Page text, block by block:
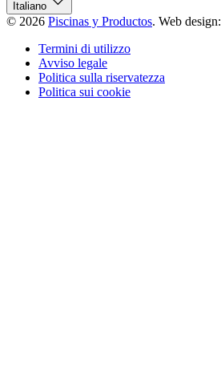
Italiano
© 2026 Piscinas y Productos. Web design:
Termini di utilizzo
Avviso legale
Politica sulla riservatezza
Politica sui cookie